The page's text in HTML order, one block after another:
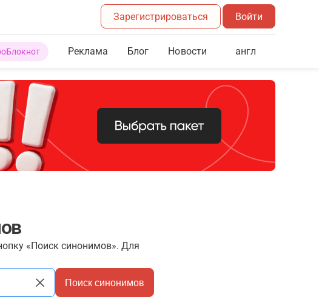
Зарегистрироваться Войти
Реклама Блог Новости англ
«Поиск синонимов». Для
Поиск синонимов